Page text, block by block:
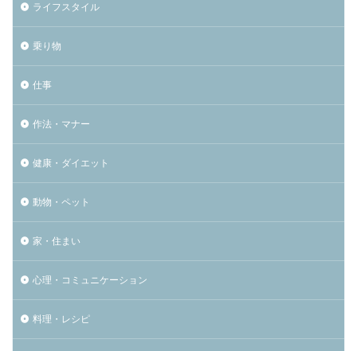
ライフスタイル
乗り物
仕事
作法・マナー
健康・ダイエット
動物・ペット
家・住まい
心理・コミュニケーション
料理・レシピ